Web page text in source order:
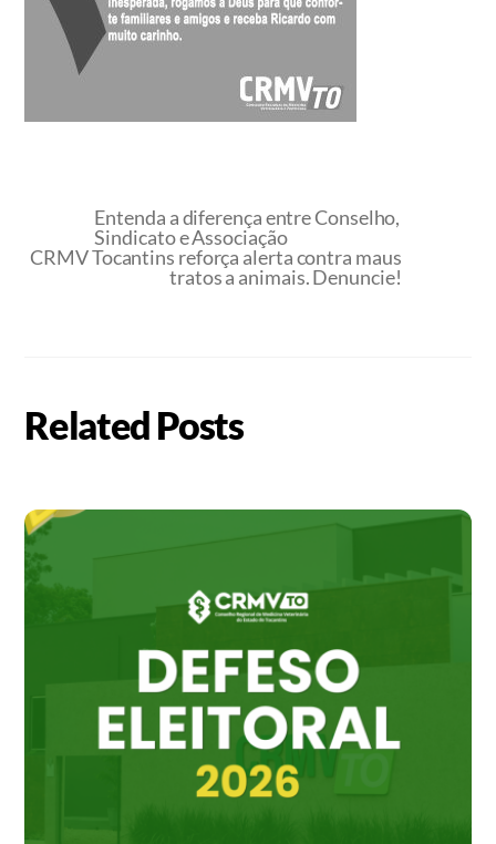
Entenda a diferença entre Conselho,
Sindicato e Associação
CRMV Tocantins reforça alerta contra maus
tratos a animais. Denuncie!
Related Posts